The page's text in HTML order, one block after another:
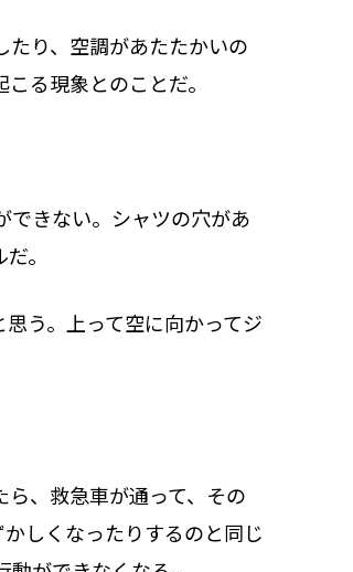
り、空調があたたかいの
る現象とのことだ。
できない。シャツの穴があ
。
う。上って空に向かってジ
、救急車が通って、その
しくなったりするのと同じ